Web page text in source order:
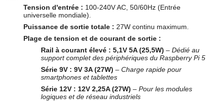
Tension d'entrée : 100-240V AC, 50/60Hz (Entrée
universelle mondiale).
Puissance de sortie totale : 27W continu maximum.
Plage de tension et de courant de sortie :
Rail à courant élevé : 5,1V 5A (25,5W) – Dédié au
support complet des périphériques du Raspberry Pi 5
Série 9V : 9V 3A (27W) – Charge rapide pour
smartphones et tablettes
Série 12V : 12V 2,25A (27W) – Pour les modules
logiques et de réseau industriels